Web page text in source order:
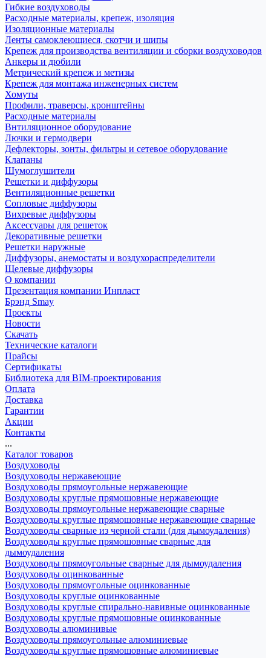
Гибкие воздуховоды
Расходные материалы, крепеж, изоляция
Изоляционные материалы
Ленты самоклеющиеся, скотчи и шипы
Крепеж для производства вентиляции и сборки воздуховодов
Анкеры и дюбили
Метрический крепеж и метизы
Крепеж для монтажа инженерных систем
Хомуты
Профили, траверсы, кронштейны
Расходные материалы
Внтиляционное оборудование
Лючки и гермодвери
Дефлекторы, зонты, фильтры и сетевое оборудование
Клапаны
Шумоглушители
Решетки и диффузоры
Вентиляционные решетки
Сопловые диффузоры
Вихревые диффузоры
Аксессуары для решеток
Декоративные решетки
Решетки наружные
Диффузоры, анемостаты и воздухораспределители
Щелевые диффузоры
О компании
Презентация компании Инпласт
Брэнд Smay
Проекты
Новости
Скачать
Технические каталоги
Прайсы
Сертификаты
Библиотека для BIM-проектирования
Оплата
Доставка
Гарантии
Акции
Контакты
...
Каталог товаров
Воздуховоды
Воздуховоды нержавеющие
Воздуховоды прямоугольные нержавеющие
Воздуховоды круглые прямошовные нержавеющие
Воздуховоды прямоугольные нержавеющие сварные
Воздуховоды круглые прямошовные нержавеющие сварные
Воздуховоды сварные из черной стали (для дымоудаления)
Воздуховоды круглые прямошовные сварные для
дымоудаления
Воздуховоды прямоугольные сварные для дымоудаления
Воздуховоды оцинкованные
Воздуховоды прямоугольные оцинкованные
Воздуховоды круглые оцинкованные
Воздуховоды круглые спирально-навивные оцинкованные
Воздуховоды круглые прямошовные оцинкованные
Воздуховоды алюминивые
Воздуховоды прямоугольные алюминиевые
Воздуховоды круглые прямошовные алюминиевые